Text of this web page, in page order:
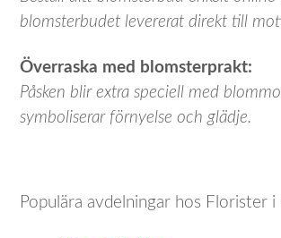
blomsterbudet levererat direkt till
Överraska med blomsterprakt:
Påsken blir extra speciell med
symboliserar förnyelse och glädje.
Populära avdelningar hos Florister i